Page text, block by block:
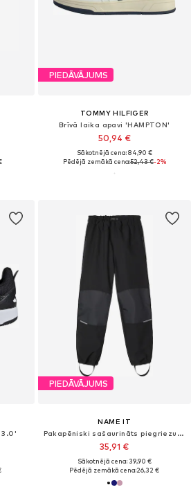
PIEDĀVĀJUMS
TOMMY HILFIGER
Brīvā laika apavi 'HAMPTON'
50,94 €
Sākotnējā cena: 84,90 €
Pēdējā zemākā cena:52,43 €-2%
3.0'
PIEDĀVĀJUMS
NAME IT
Pakapēniski sašaurināts piegriezums Funkcionālas bikses 'NKNAlfa'
35,91 €
Sākotnējā cena: 39,90 €
Pēdējā zemākā cena:26,32 €